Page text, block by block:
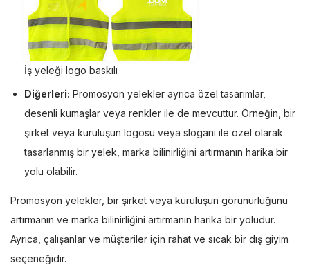
İş yeleği logo baskılı
Diğerleri: Promosyon yelekler ayrıca özel tasarımlar,
desenli kumaşlar veya renkler ile de mevcuttur. Örneğin, bir
şirket veya kuruluşun logosu veya sloganı ile özel olarak
tasarlanmış bir yelek, marka bilinirliğini artırmanın harika bir
yolu olabilir.
Promosyon yelekler, bir şirket veya kuruluşun görünürlüğünü
artırmanın ve marka bilinirliğini artırmanın harika bir yoludur.
Ayrıca, çalışanlar ve müşteriler için rahat ve sıcak bir dış giyim
seçeneğidir.